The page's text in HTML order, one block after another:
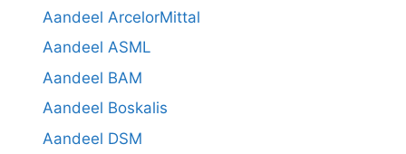
Aandeel ArcelorMittal
Aandeel ASML
Aandeel BAM
Aandeel Boskalis
Aandeel DSM